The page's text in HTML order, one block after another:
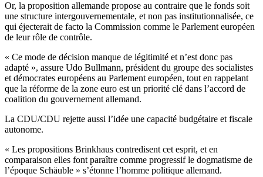
Or, la proposition allemande propose au contraire que le fonds soit
une structure intergouvernementale, et non pas institutionnalisée, ce
qui éjecterait de facto la Commission comme le Parlement européen
de leur rôle de contrôle.
« Ce mode de décision manque de légitimité et n’est donc pas
adapté », assure Udo Bullmann, président du groupe des socialistes
et démocrates européens au Parlement européen, tout en rappelant
que la réforme de la zone euro est un priorité clé dans l’accord de
coalition du gouvernement allemand.
La CDU/CDU rejette aussi l’idée une capacité budgétaire et fiscale
autonome.
« Les propositions Brinkhaus contredisent cet esprit, et en
comparaison elles font paraître comme progressif le dogmatisme de
l’époque Schäuble » s’étonne l’homme politique allemand.